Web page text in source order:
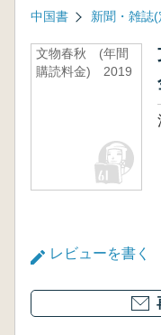
中国書 新聞・雑誌(
文物春秋 (年間
購読料金) 2019
レビューを書く